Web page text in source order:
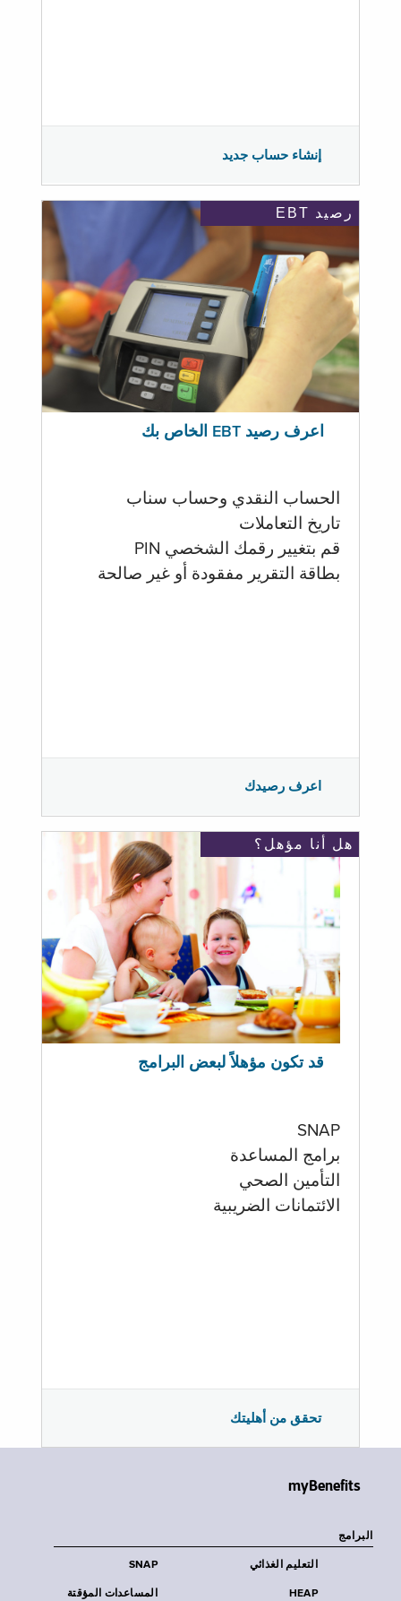
إنشاء حساب جديد
رصيد EBT
اعرف رصيد EBT الخاص بك
الحساب النقدي وحساب سناب
تاريخ التعاملات
قم بتغيير رقمك الشخصي PIN
بطاقة التقرير مفقودة أو غير صالحة
اعرف رصيدك
هل أنا مؤهل؟
قد تكون مؤهلاً لبعض البرامج
SNAP
برامج المساعدة
التأمين الصحي
الائتمانات الضريبية
تحقق من أهليتك
myBenefits
البرامج
SNAP التعليم الغذائي
المساعدات المؤقتة HEAP